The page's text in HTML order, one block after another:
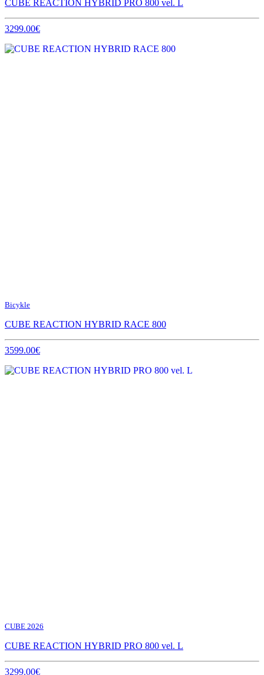
CUBE REACTION HYBRID PRO 800 vel. L
3299.00€
Bicykle
CUBE REACTION HYBRID RACE 800
3599.00€
CUBE 2026
CUBE REACTION HYBRID PRO 800 vel. L
3299.00€